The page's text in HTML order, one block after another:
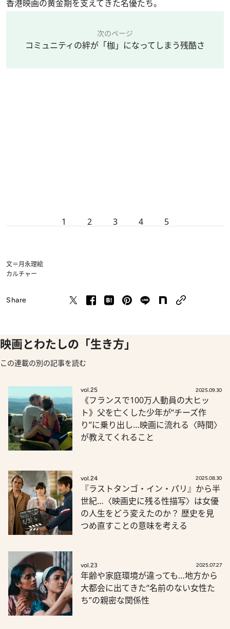
香港映画の黄金期を支えてきた名優たち。
次のページ
コミュニティの絆が「枷」になってしまう残酷さ
1 2 3 4 5
文＝月永理絵
カルチャー
Share
映画とわたしの「生き方」
この連載の別の記事を読む
vol.25 2025.09.30
《フランスで100万人動員の大ヒッ
ト》父を亡くした少年が“チーズ作
り”に乗り出し…映画に流れる〈時間〉
が教えてくれること
vol.24 2025.08.30
『ラストタンゴ・イン・パリ』から半
世紀…〈映画史に残る性描写〉は女優
の人生をどう変えたのか？ 歴史を見
つめ直すことの意味を考える
vol.23 2025.07.27
年齢や家庭環境が違っても…地方から
大都会に出てきた“名前のない女性た
ち”の親密な関係性